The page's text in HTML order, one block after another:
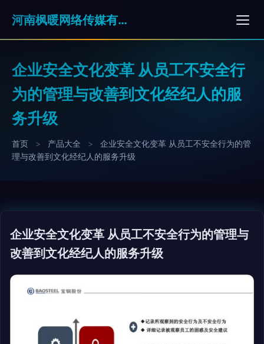
河南枫暖网络传媒有限公司
企业安全文化变革 从员工不安全行
为的管理与改善到文化经纪人的服
务升级
首页 > 产品大全 >
企业安全文化变革 从员工不安全行为的管
理与改善到文化经纪人的服务升级
企业安全文化变革 从员工不安全行为的管理与
改善到文化经纪人的服务升级